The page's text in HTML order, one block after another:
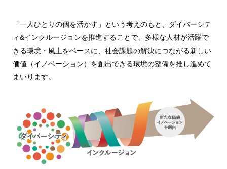
「一人ひとりの個を活かす」という考えのもと、ダイバーシテ
ィ&インクルージョンを推進することで、多様な人材が活躍で
きる環境・風土をベースに、社会課題の解決につながる新しい
価値（イノベーション）を創出できる環境の整備を推し進めて
まいります。